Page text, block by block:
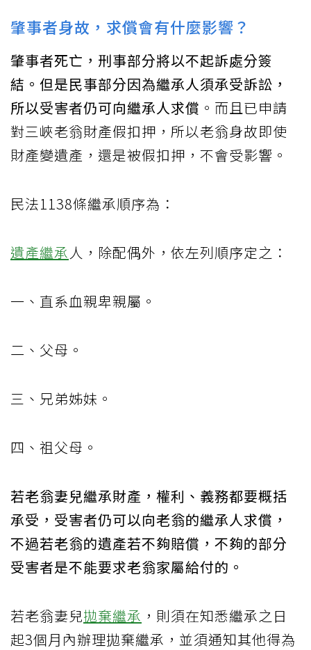
肇事者身故，求償會有什麼影響？
肇事者死亡，刑事部分將以不起訴處分簽
結。但是民事部分因為繼承人須承受訴訟，
所以受害者仍可向繼承人求償 。而且已申請
對三峽老翁財產假扣押，所以老翁身故即使
財產變遺產，還是被假扣押，不會受影響。
民法1138條繼承順序為：
遺產繼承人，除配偶外，依左列順序定之：
一、直系血親卑親屬。
二、父母。
三、兄弟姊妹。
四、祖父母。
若老翁妻兒繼承財產，權利、義務都要概括
承受，受害者仍可以向老翁的繼承人求償，
不過若老翁的遺產若不夠賠償，不夠的部分
受害者是不能要求老翁家屬給付的。
若老翁妻兒拋棄繼承 ，則須在知悉繼承之日
起3個月內辦理拋棄繼承，並須通知其他得為